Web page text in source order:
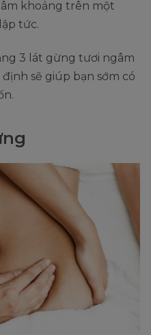
khoảng trên một
tức.
3 lát gừng tươi ngâm
sẽ giúp bạn sớm có